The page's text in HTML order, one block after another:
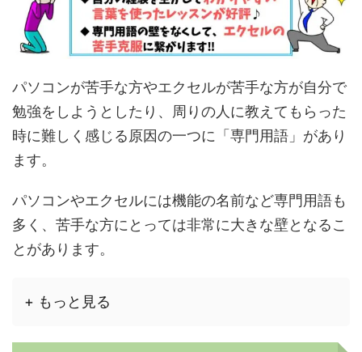
パソコンが苦手な方やエクセルが苦手な方が自分で
勉強をしようとしたり、周りの人に教えてもらった
時に難しく感じる原因の一つに「専門用語」があり
ます。
パソコンやエクセルには機能の名前など専門用語も
多く、苦手な方にとっては非常に大きな壁となるこ
とがあります。
+ もっと見る